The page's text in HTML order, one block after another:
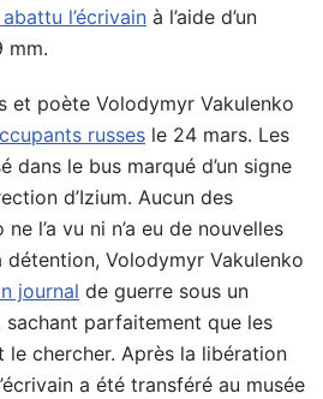
l’écrivain à l’aide d’un
mm.
et poète Volodymyr Vakulenko
russes le 24 mars. Les
dans le bus marqué d’un signe
d’Izium. Aucun des
l’a vu ni n’a eu de nouvelles
détention, Volodymyr Vakulenko
journal de guerre sous un
parfaitement que les
le chercher. Après la libération
a été transféré au musée